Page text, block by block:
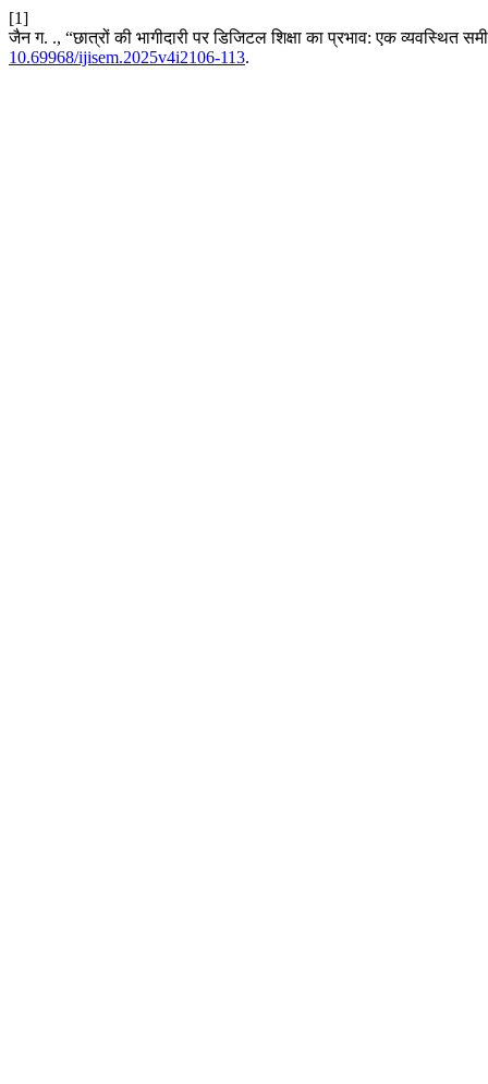
[1]
जैन ग. ., “छात्रों की भागीदारी पर डिजिटल शिक्षा का प्रभाव: एक व्यवस्थित
10.69968/ijisem.2025v4i2106-113.